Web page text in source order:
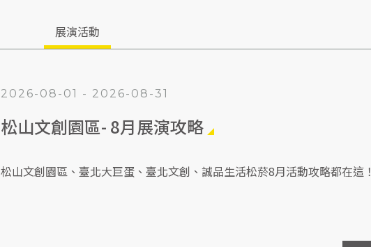
展演活動
2026-08-01 - 2026-08-31
松山文創園區- 8月展演攻略
松山文創園區、臺北大巨蛋、臺北文創、誠品生活松菸8月活動攻略都在這！